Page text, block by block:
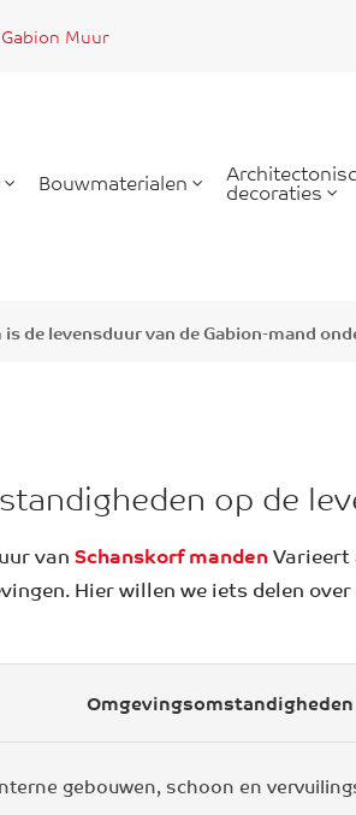
Muur
Bouwmaterialen decoraties
is de levensduur van de Gabion-mand
op de
vanSchanskorf manden
Hier willen we iets delen
Omgevingsomstandigheden
gebouwen, schoon en